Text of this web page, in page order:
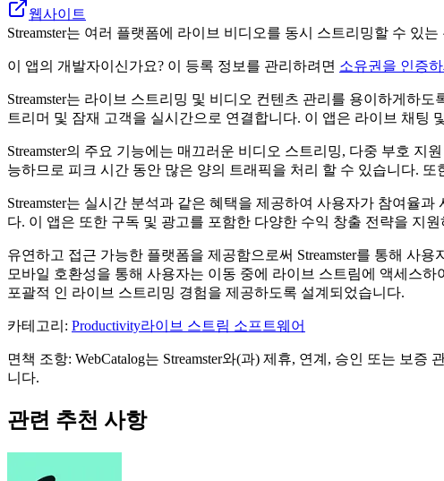
웹사이트
Streamster는 여러 플랫폼에 라이브 비디오를 동시 스트리밍할 수 있
이 앱의 개발자이신가요? 이 등록 정보를 관리하려면 소유권을 인증
Streamster는 라이브 스트리밍 및 비디오 컨텐츠 ​​관리를 용이하게하
트리머 및 잠재 고객을 실시간으로 연결합니다. 이 앱은 라이브 채팅
Streamster의 주요 기능에는 매끄러운 비디오 스트리밍, 다중 부호 지
능하므로 피크 시간 동안 많은 양의 트래픽을 처리 할 수 ​​있습니다.
Streamster는 실시간 분석과 같은 혜택을 제공하여 사용자가 참여율
다. 이 앱은 또한 구독 및 광고를 포함한 다양한 수익 창출 전략을 지
유연하고 접근 가능한 플랫폼을 제공함으로써 Streamster를 통해 사
모바일 호환성을 통해 사용자는 이동 중에 라이브 스트림에 액세스
포괄적 인 라이브 스트리밍 경험을 제공하도록 설계되었습니다.
카테고리 : Productivity라이브 스트림 소프트웨어
면책 조항: WebCatalog는 Streamster와(과) 제휴, 연계, 승인 또는 보
니다.
관련 추천 사항